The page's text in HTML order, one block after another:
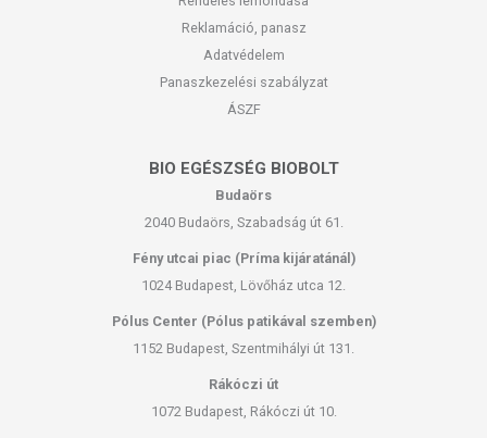
Reklamáció, panasz
Adatvédelem
Panaszkezelési szabályzat
ÁSZF
BIO EGÉSZSÉG BIOBOLT
Budaörs
2040 Budaörs, Szabadság út 61.
Fény utcai piac (Príma kijáratánál)
1024 Budapest, Lövőház utca 12.
Pólus Center (Pólus patikával szemben)
1152 Budapest, Szentmihályi út 131.
Rákóczi út
1072 Budapest, Rákóczi út 10.